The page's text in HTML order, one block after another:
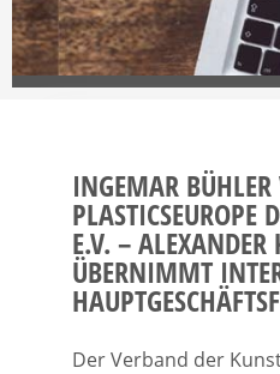
INGEMAR BÜHLER
PLASTICSEUROPE
E.V. –
ÜBERNIMMT
Der Verband der